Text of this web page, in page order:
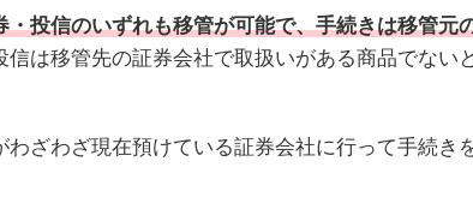
投信のいずれも移管が可能で、手続きは移管元
信は移管先の証券会社で取扱いがある商品でない
ざわざ現在預けている証券会社に行って手続き